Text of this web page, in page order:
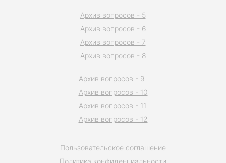
Пользовательское соглашение
Политика конфиденциальности
Архив вопросов - 5
Архив вопросов - 6
Архив вопросов - 7
Архив вопросов - 8
Архив вопросов - 9
Архив вопросов - 10
Архив вопросов - 11
Архив вопросов - 12